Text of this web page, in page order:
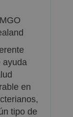
ayuda
en
tipo de